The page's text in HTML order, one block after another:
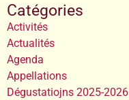
Catégories
Activités
Actualités
Agenda
Appellations
Dégustatiojns 2025-2026